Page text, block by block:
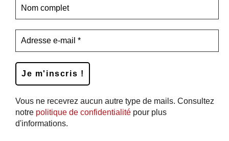
Vous ne recevrez aucun autre type de mails. Consultez
notre politique de confidentialité pour plus
d'informations.